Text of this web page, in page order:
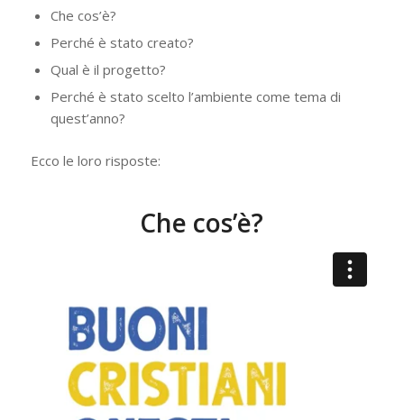
Che cos’è?
Perché è stato creato?
Qual è il progetto?
Perché è stato scelto l’ambiente come tema di
quest’anno?
Ecco le loro risposte:
Che cos’è?